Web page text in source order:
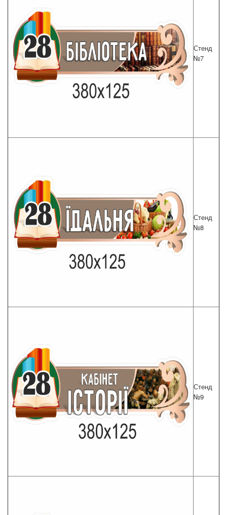
Стенд
№7
Стенд
№8
Стенд
№9